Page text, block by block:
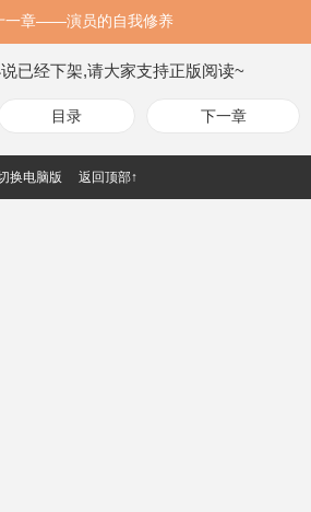
一章——演员的自我修养
已经下架,请大家支持正版阅读~
目录 下一章
换电脑版 返回顶部↑